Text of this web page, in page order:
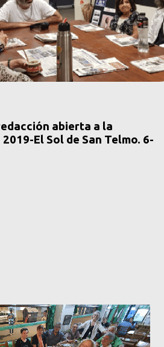
abierta a la
El Sol de San Telmo. 6-